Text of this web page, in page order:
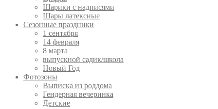
Шарики с надписями
Шары латексные
Сезонные праздники
1 сентября
14 февраля
8 марта
выпускной садик/школа
Новый Год
Фотозоны
Выписка из роддома
Гендерная вечеринка
Детские